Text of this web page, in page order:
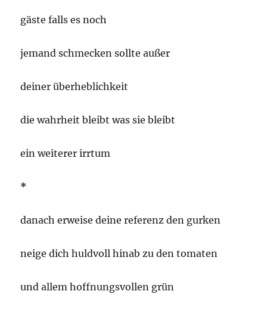
gäste falls es noch
jemand schmecken sollte außer
deiner überheblichkeit
die wahrheit bleibt was sie bleibt
ein weiterer irrtum
*
danach erweise deine referenz den gurken
neige dich huldvoll hinab zu den tomaten
und allem hoffnungsvollen grün